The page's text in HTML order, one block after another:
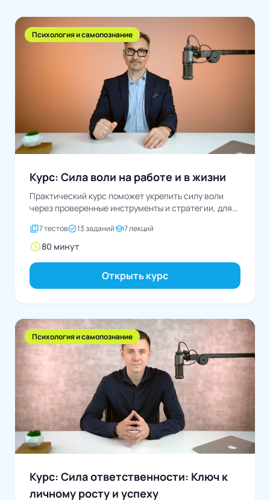
Психология и самопознание
Курс: Сила воли на работе и в жизни
Практический курс поможет укрепить силу воли
через проверенные инструменты и стратегии, для
quiz7 тестовtask_alt13 заданийschool7 лекций
schedule80 минут
Открыть курс
Психология и самопознание
Курс: Сила ответственности: Ключ к
личному росту и успеху